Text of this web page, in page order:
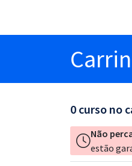
0 curso no
Não
estão